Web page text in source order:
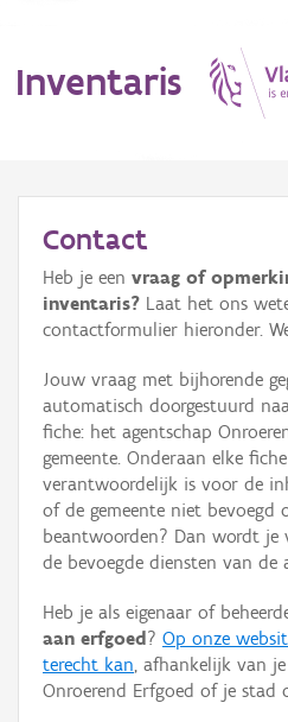
Inventaris
Erfgoedobject
Aanduidingsobject
Waarneming
Thema
Gebeurtenis
Persoon of collectief
Hergebruik
Aanmelden
Contact
Heb je een vraag of
inventaris? Laat het ons
contactformulier hieronder.
Jouw vraag met bijhorende
automatisch doorgestuurd
fiche: het agentschap
gemeente. Onderaan elke
verantwoordelijk is voor de
of de gemeente niet bevoegd
beantwoorden? Dan wordt je
de bevoegde diensten van de
Heb je als eigenaar of
aan erfgoed ? Op onze
terecht kan, afhankelijk van
Onroerend Erfgoed of je stad